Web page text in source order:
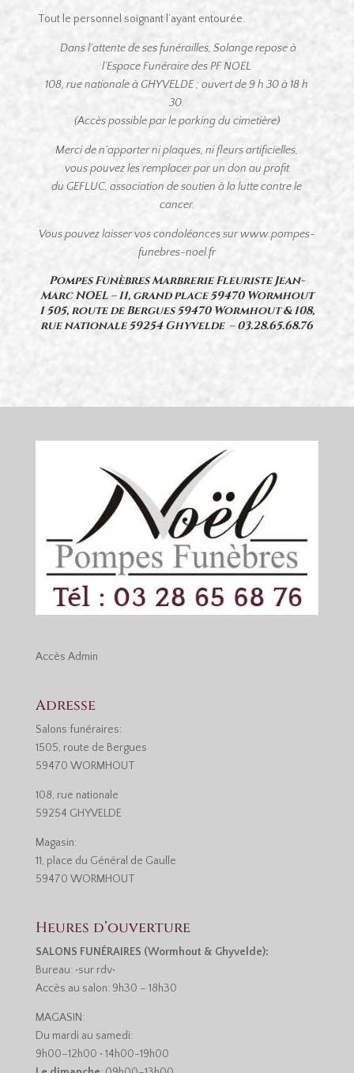
Tout le personnel soignant l’ayant entourée.
Dans l’attente de ses funérailles, Solange repose à
l’Espace Funéraire des PF NOEL
108, rue nationale à GHYVELDE ; ouvert de 9 h 30 à 18 h
30.
(Accès possible par le parking du cimetière)
Merci de n’apporter ni plaques, ni fleurs artificielles,
vous pouvez les remplacer par un don au profit
du GEFLUC, association de soutien à la lutte contre le
cancer.
Vous pouvez laisser vos condoléances sur www.pompes-
funebres-noel.fr
Pompes Funèbres Marbrerie Fleuriste Jean-
Marc NOEL – 11, grand place 59470 Wormhout
1 505, route de Bergues 59470 Wormhout & 108,
rue nationale 59254 Ghyvelde –03.28.65.68.76
Accès Admin
Adresse
Salons funéraires:
1505, route de Bergues
59470 WORMHOUT
108, rue nationale
59254 GHYVELDE
Magasin:
11, place du Général de Gaulle
59470 WORMHOUT
Heures d’ouverture
SALONS FUNÉRAIRES (Wormhout & Ghyvelde):
Bureau: •sur rdv•
Accès au salon: 9h30 – 18h30
MAGASIN:
Du mardi au samedi:
9h00–12h00 • 14h00-19h00